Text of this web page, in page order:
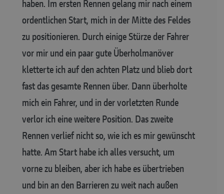
haben. Im ersten Rennen gelang mir nach einem
ordentlichen Start, mich in der Mitte des Feldes
zu positionieren. Durch einige Stürze der Fahrer
vor mir und ein paar gute Überholmanöver
kletterte ich auf den achten Platz und blieb dort
fast das gesamte Rennen über. Dann überholte
mich ein Fahrer, und in der vorletzten Runde
verlor ich eine weitere Position. Das zweite
Rennen verlief nicht so, wie ich es mir gewünscht
hatte. Am Start habe ich alles versucht, um
vorne zu bleiben, aber ich habe es übertrieben
und bin an den Barrieren zu weit nach außen